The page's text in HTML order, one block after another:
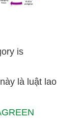
is
là luật lao